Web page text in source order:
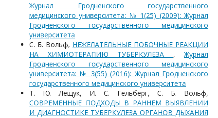
Журнал Гродненского государственного
медицинского университета: № 1(25) (2009): Журнал
Гродненского государственного медицинского
университета
С. Б. Вольф, НЕЖЕЛАТЕЛЬНЫЕ ПОБОЧНЫЕ РЕАКЦИИ
НА ХИМИОТЕРАПИЮ ТУБЕРКУЛЕЗА ,Журнал
Гродненского государственного медицинского
университета: № 3(55) (2016): Журнал Гродненского
государственного медицинского университета
Т. Ю. Лещук, И. С. Гельберг, С. Б. Вольф,
СОВРЕМЕННЫЕ ПОДХОДЫ В РАННЕМ ВЫЯВЛЕНИИ
И ДИАГНОСТИКЕ ТУБЕРКУЛЕЗА ОРГАНОВ ДЫХАНИЯ